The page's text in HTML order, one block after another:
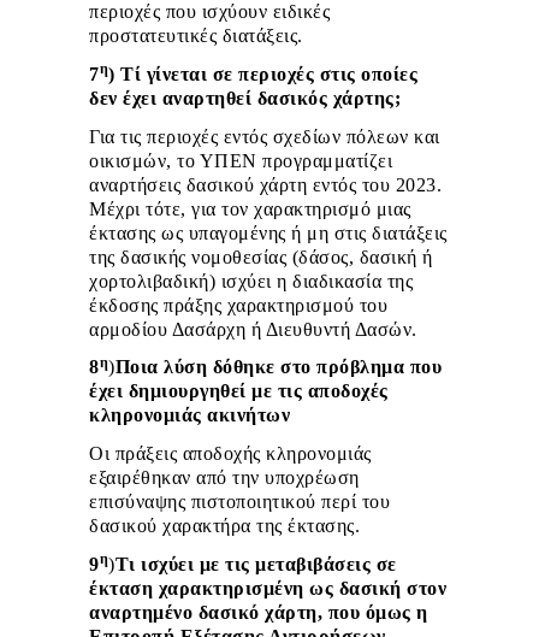
περιοχές που ισχύουν ειδικές
προστατευτικές διατάξεις.
7η) Τί γίνεται σε περιοχές στις οποίες
δεν έχει αναρτηθεί δασικός χάρτης;
Για τις περιοχές εντός σχεδίων πόλεων και
οικισμών, το ΥΠΕΝ προγραμματίζει
αναρτήσεις δασικού χάρτη εντός του 2023.
Μέχρι τότε, για τον χαρακτηρισμό μιας
έκτασης ως υπαγομένης ή μη στις διατάξεις
της δασικής νομοθεσίας (δάσος, δασική ή
χορτολιβαδική) ισχύει η διαδικασία της
έκδοσης πράξης χαρακτηρισμού του
αρμοδίου Δασάρχη ή Διευθυντή Δασών.
8η)Ποια λύση δόθηκε στο πρόβλημα που
έχει δημιουργηθεί με τις αποδοχές
κληρονομιάς ακινήτων
Οι πράξεις αποδοχής κληρονομιάς
εξαιρέθηκαν από την υποχρέωση
επισύναψης πιστοποιητικού περί του
δασικού χαρακτήρα της έκτασης.
9η)Τι ισχύει με τις μεταβιβάσεις σε
έκταση χαρακτηρισμένη ως δασική στον
αναρτημένο δασικό χάρτη, που όμως η